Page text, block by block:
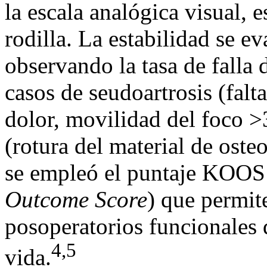
la escala analógica visual,
rodilla. La estabilidad se
observando la tasa de falla
casos de seudoartrosis
dolor, movilidad del foco
(rotura del material de
se empleó el puntaje
Outcome Score) que
posoperatorios
vida.4,5